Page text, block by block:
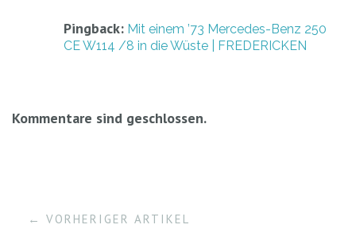
Pingback: Mit einem ’73 Mercedes-Benz 250
CE W114 /8 in die Wüste | FREDERICKEN
Kommentare sind geschlossen.
← VORHERIGER ARTIKEL